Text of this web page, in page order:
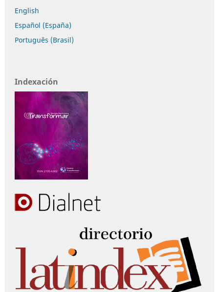
English
Español (España)
Português (Brasil)
Indexación